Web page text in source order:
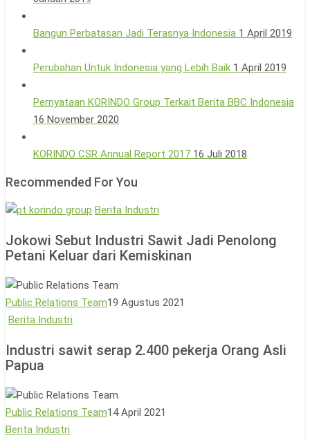
Bangun Perbatasan Jadi Terasnya Indonesia 1 April 2019
Perubahan Untuk Indonesia yang Lebih Baik 1 April 2019
Pernyataan KORINDO Group Terkait Berita BBC Indonesia
16 November 2020
KORINDO CSR Annual Report 2017 16 Juli 2018
Recommended For You
Berita Industri
Industri
Sawit
dari
Jokowi Sebut Industri Sawit Jadi Penolong
Petani Keluar dari Kemiskinan
Public Relations Team19 Agustus 2021
Berita Industri
serap
Industri sawit serap 2.400 pekerja Orang Asli
Papua
Public Relations Team14 April 2021
Berita Industri